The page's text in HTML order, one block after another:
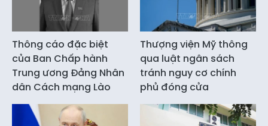
Thông cáo đặc biệt
của Ban Chấp hành
Trung ương Đảng Nhân
dân Cách mạng Lào
Thượng viện Mỹ thông
qua luật ngân sách
tránh nguy cơ chính
phủ đóng cửa